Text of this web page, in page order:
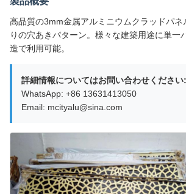
高品質の3mm金属アルミニウムクラッドパネ
りの穴あきパターン。様々な建築用途に単一
造で利用可能。
詳細情報についてはお問い合わせください:
WhatsApp: +86 13631413050
Email: mcityalu@sina.com